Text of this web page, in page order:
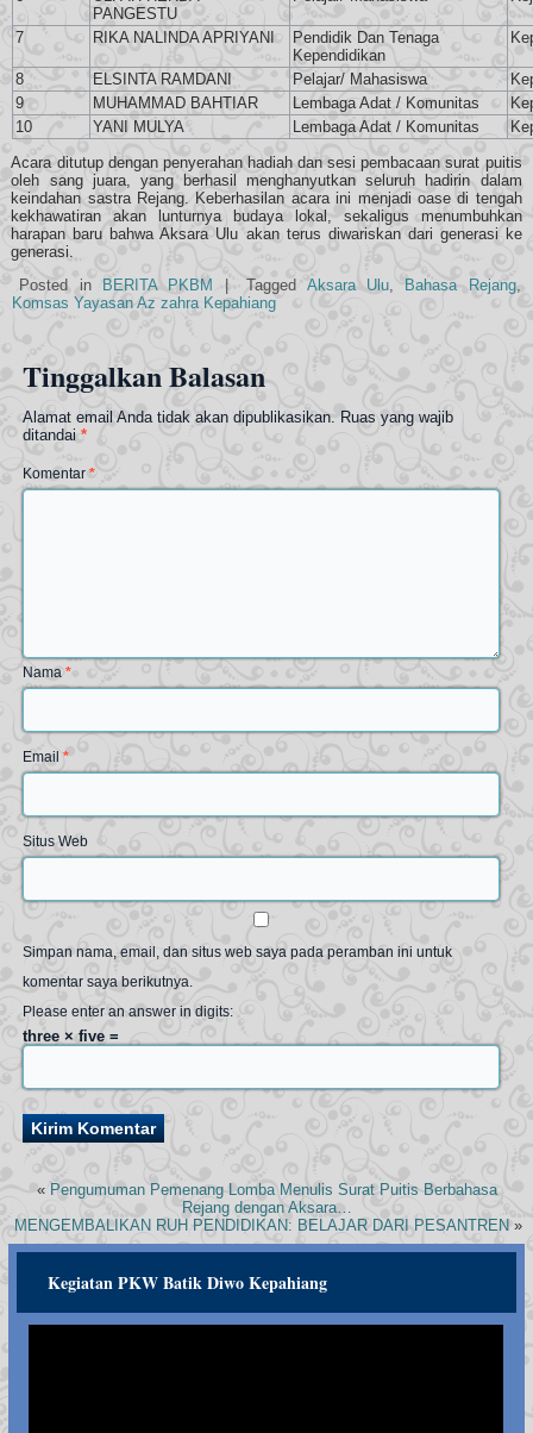
PANGESTU
7 RIKA NALINDA APRIYANI
Pendidik Dan Tenaga
Kependidikan
8 ELSINTA RAMDANI Pelajar/ Mahasiswa
9
MUHAMMAD BAHTIAR Lembaga Adat / Komunitas
10
YANI MULYA Lembaga Adat / Komunitas
Acara ditutup dengan penyerahan hadiah dan sesi pembacaan surat puitis
oleh sang juara, yang berhasil menghanyutkan seluruh hadirin dalam
keindahan sastra Rejang. Keberhasilan acara ini menjadi oase di tengah
kekhawatiran akan lunturnya budaya lokal, sekaligus menumbuhkan
harapan baru bahwa Aksara Ulu akan terus diwariskan dari generasi ke
generasi.
Posted in
BERITA PKBM Tagged Aksara Ulu, Bahasa Rejang,
Komsas Yayasan Az zahra Kepahiang
Tinggalkan Balasan
Alamat email Anda tidak akan dipublikasikan. Ruas yang wajib
ditandai*
Komentar*
Nama*
Email*
Situs Web
Simpan nama, email, dan situs web saya pada peramban ini untuk
komentar saya berikutnya.
Please enter an answer in digits:
three × five =
« Pengumuman Pemenang Lomba Menulis Surat Puitis Berbahasa
Rejang dengan Aksara…
MENGEMBALIKAN RUH PENDIDIKAN: BELAJAR DARI PESANTREN »
Kegiatan PKW Batik Diwo Kepahiang